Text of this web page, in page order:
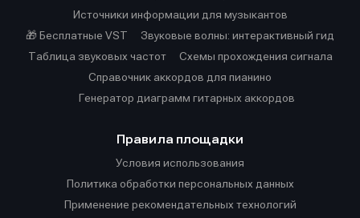
Источники информации для музыкантов
🎁 Бесплатные VST
Звуковые волны: интерактивный гид
Таблица звуковых частот
Cхемы прохождения сигнала
Справочник аккордов для пианино
Генератор диаграмм гитарных аккордов
Правила площадки
Условия использования
Политика обработки персональных данных
Применение рекомендательных технологий